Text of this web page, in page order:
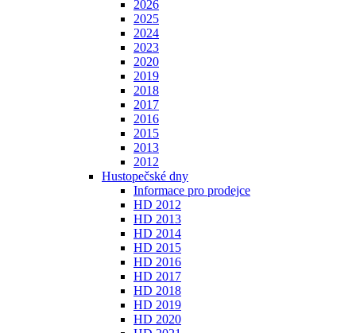
2026
2025
2024
2023
2020
2019
2018
2017
2016
2015
2013
2012
Hustopečské dny
Informace pro prodejce
HD 2012
HD 2013
HD 2014
HD 2015
HD 2016
HD 2017
HD 2018
HD 2019
HD 2020